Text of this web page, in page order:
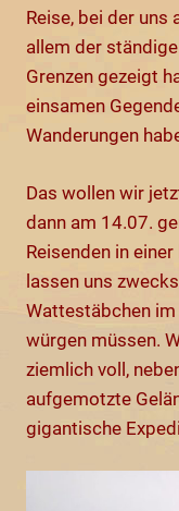
Reise, bei der uns
allem der
Grenzen gezeigt
einsamen
Wanderungen
Das wollen wir
dann am 14.07.
Reisenden in
lassen uns
Wattestäbchen
würgen müssen.
ziemlich voll,
aufgemotzte
gigantische